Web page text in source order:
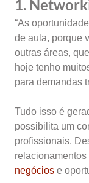
1.
“As
de aula, porque
outras áreas,
hoje tenho
para demandas
Tudo isso é
possibilita um
profissionais.
negócios e